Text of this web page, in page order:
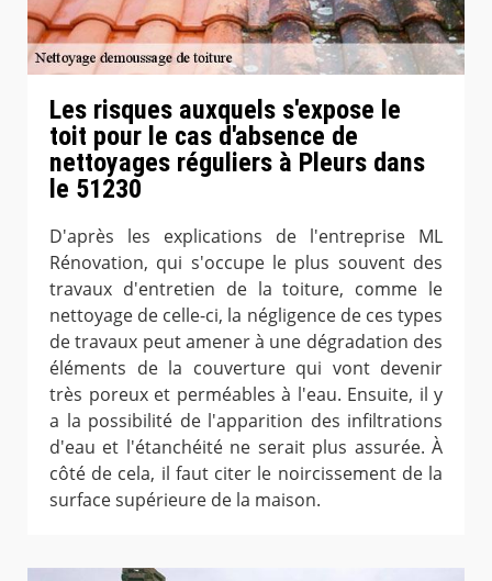
Les risques auxquels s'expose le
toit pour le cas d'absence de
nettoyages réguliers à Pleurs dans
le 51230
D'après les explications de l'entreprise ML
Rénovation, qui s'occupe le plus souvent des
travaux d'entretien de la toiture, comme le
nettoyage de celle-ci, la négligence de ces types
de travaux peut amener à une dégradation des
éléments de la couverture qui vont devenir
très poreux et perméables à l'eau. Ensuite, il y
a la possibilité de l'apparition des infiltrations
d'eau et l'étanchéité ne serait plus assurée. À
côté de cela, il faut citer le noircissement de la
surface supérieure de la maison.